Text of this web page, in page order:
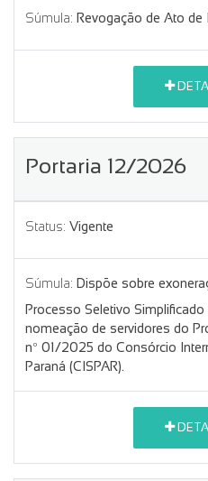
Súmula: Revogação de Ato de
Portaria 12/2026
Status: Vigente
Súmula: Dispõe sobre
Processo Seletivo
nomeação de servidores do
nº 01/2025 do Consórcio
Paraná (CISPAR).